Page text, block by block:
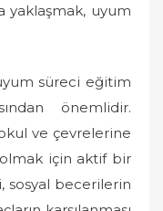
yaklaşmak, uyum
süreci eğitim
önemlidir.
ve çevrelerine
olmak için aktif bir
sosyal becerilerin